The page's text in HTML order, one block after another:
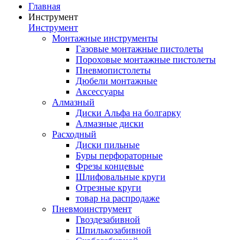
Главная
Инструмент
Инструмент
Монтажные инструменты
Газовые монтажные пистолеты
Пороховые монтажные пистолеты
Пневмопистолеты
Дюбели монтажные
Аксессуары
Алмазный
Диски Альфа на болгарку
Алмазные диски
Расходный
Диски пильные
Буры перфораторные
Фрезы концевые
Шлифовальные круги
Отрезные круги
товар на распродаже
Пневмоинструмент
Гвоздезабивной
Шпилькозабивной